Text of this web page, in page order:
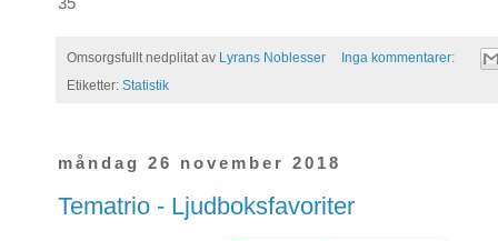
Omsorgsfullt nedplitat av Lyrans Noblesser
Inga kommentarer:
Etiketter: Statistik
måndag 26 november 2018
Tematrio - Ljudboksfavoriter